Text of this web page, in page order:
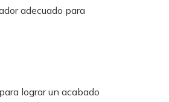
adecuado para
para lograr un acabado